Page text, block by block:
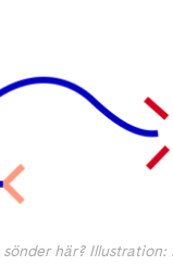
här? Illustration: